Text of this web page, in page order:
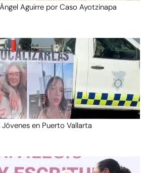
Aguirre por Caso Ayotzinapa
en Puerto Vallarta